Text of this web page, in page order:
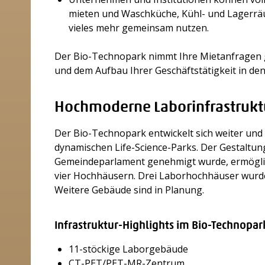
mieten und Waschküche, Kühl- und
vieles mehr gemeinsam nutzen.
Der Bio-Technopark nimmt Ihre
und dem Aufbau Ihrer Geschäftstätigkeit in
Hochmoderne
Der Bio-Technopark entwickelt sich weiter
dynamischen Life-Science-Parks. Der
Gemeindeparlament genehmigt wurde,
vier Hochhäusern. Drei Laborhochhäuser
Weitere Gebäude sind in Planung.
Infrastruktur-Highlights im Bio-
11-stöckige Laborgebäude